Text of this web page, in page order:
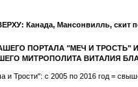
Канада, Мансонвилль, скит
ПОРТАЛА "МЕЧ И ТРОСТЬ"
МИТРОПОЛИТА ВИТАЛИЯ
и Трости": с 2005 по 2016 год =